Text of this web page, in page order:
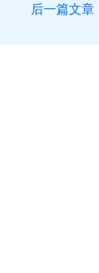
后一篇文章